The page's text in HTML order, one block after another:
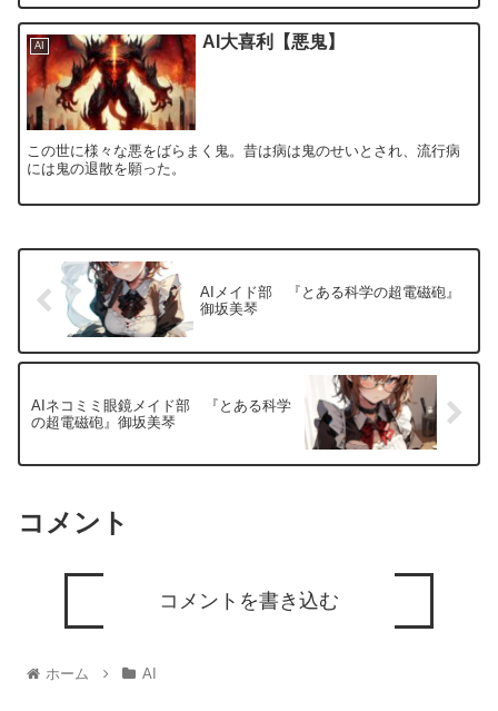
AI AI大喜利【悪鬼】
この世に様々な悪をばらまく鬼。昔は病は鬼のせいとされ、流行病
には鬼の退散を願った。
AIメイド部 『とある科学の超電磁砲』
御坂美琴
AIネコミミ眼鏡メイド部 『とある科学
の超電磁砲』御坂美琴
コメント
コメントを書き込む
ホーム AI